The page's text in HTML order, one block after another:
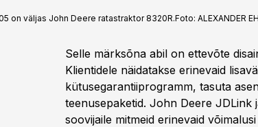
on väljas John Deere ratastraktor 8320R.Foto: ALEXANDER
Selle märksõna abil on ettevõte
Klientidele näidatakse erinevaid
kütusegarantiiprogramm, tasuta
teenusepaketid. John Deere
soovijaile mitmeid erinevaid